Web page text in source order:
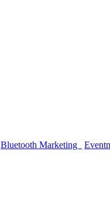
Bluetooth Marketing